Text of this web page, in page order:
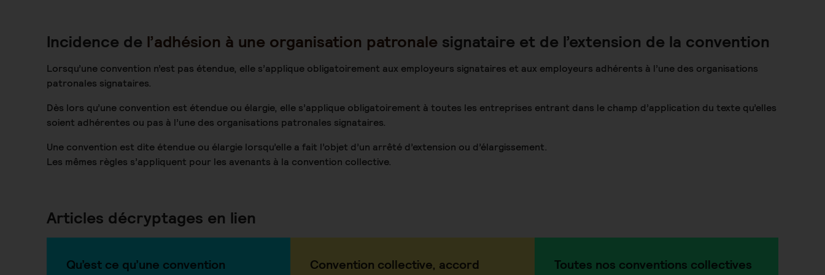
Incidence de l’adhésion à une organisation patronale signataire et de l’extension de la convention
Lorsqu’une convention n’est pas étendue, elle s’applique obligatoirement aux employeurs signataires et aux employeurs adhérents à l’une des organisations
patronales signataires.
Dès lors qu’une convention est étendue ou élargie, elle s’applique obligatoirement à toutes les entreprises entrant dans le champ d’application du texte qu’elles
soient adhérentes ou pas à l’une des organisations patronales signataires.
Une convention est dite étendue ou élargie lorsqu’elle a fait l’objet d’un arrêté d’extension ou d’élargissement.
Les mêmes règles s’appliquent pour les avenants à la convention collective.
Articles décryptages en lien
Qu’est ce qu’une convention
Convention collective, accord
Toutes nos conventions collectives